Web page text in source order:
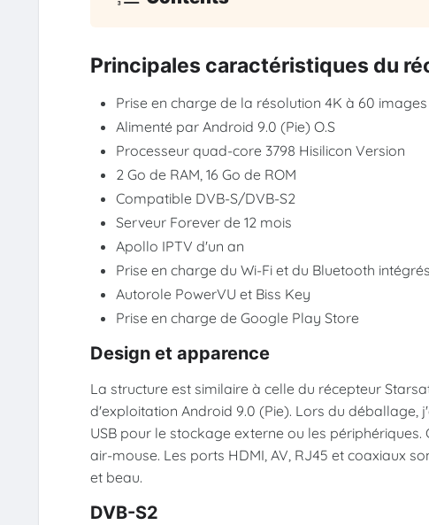
Principales caractéristiques du
Prise en charge de la résolution 4K à 60
Alimenté par Android 9.0 (Pie) O.S
Processeur quad-core 3798 Hisilicon Version
2 Go de RAM, 16 Go de ROM
Compatible DVB-S/DVB-S2
Serveur Forever de 12 mois
Apollo IPTV d'un an
Prise en charge du Wi-Fi et du Bluetooth intégrés
Autorole PowerVU et Biss Key
Prise en charge de Google Play Store
Design et apparence
La structure est similaire à celle du récepteur
d'exploitation Android 9.0 (Pie). Lors du déballage,
USB pour le stockage externe ou les
air-mouse. Les ports HDMI, AV, RJ45 et coaxiaux
et beau.
DVB-S2